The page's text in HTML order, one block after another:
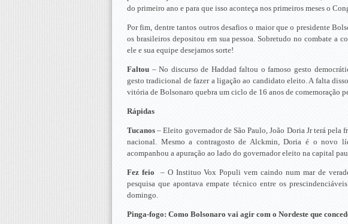
do primeiro ano e para que isso aconteça nos primeiros meses o
Por fim, dentre tantos outros desafios o maior que o presidente
os brasileiros depositou em sua pessoa. Sobretudo no combate a
ele e sua equipe desejamos sorte!
Faltou – No discurso de Haddad faltou o famoso gesto
gesto tradicional de fazer a ligação ao candidato eleito. A falta
vitória de Bolsonaro quebra um ciclo de 16 anos de comemoração
Rápidas
Tucanos – Eleito governador de São Paulo, João Doria Jr terá
nacional. Mesmo a contragosto de Alckmin, Doria é o novo
acompanhou a apuração ao lado do governador eleito na capital
Fez feio – O Instituo Vox Populi vem caindo num mar de
pesquisa que apontava empate técnico entre os
domingo.
Pinga-fogo: Como Bolsonaro vai agir com o Nordeste que